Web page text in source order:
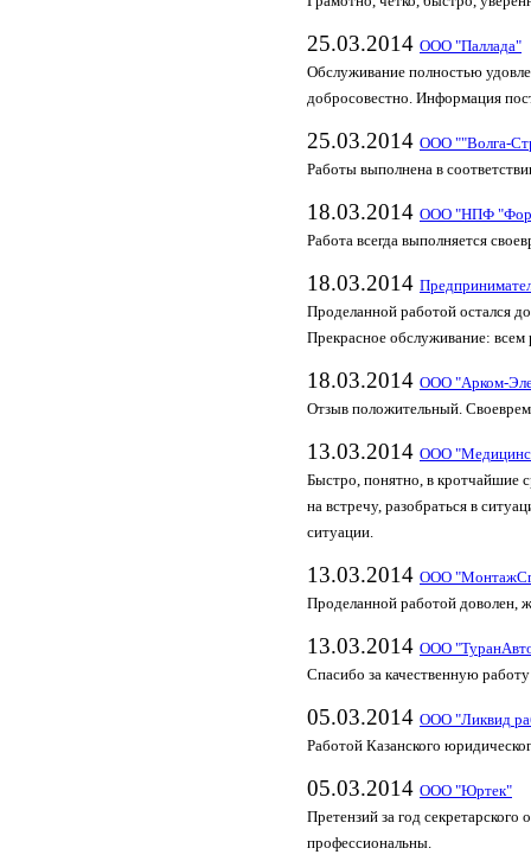
25.03.2014 ООО "Паллада"
Обслуживание полностью
добросовестно. Информация
25.03.2014 ООО ""Волга-
Работы выполнена в
18.03.2014 ООО "НПФ
Работа всегда выполняется
18.03.2014
Проделанной работой остался
Прекрасное обслуживание:
18.03.2014 ООО "Арком-
Отзыв положительный.
13.03.2014 ООО
Быстро, понятно, в кротчайшие
на встречу, разобраться в
ситуации.
13.03.2014 ООО
Проделанной работой доволен,
13.03.2014 ООО
Спасибо за качественную
05.03.2014 ООО "Ликвид
Работой Казанского
05.03.2014 ООО "Юртек"
Претензий за год
профессиональны.